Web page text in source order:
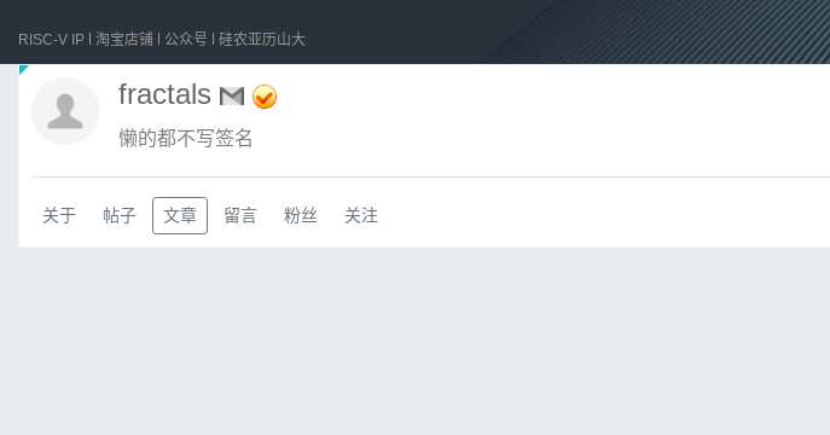
RISC-V IP 淘宝店铺 公众号 硅农亚历山大
fractals
懒的都不写签名
关于 帖子 文章 留言 粉丝 关注